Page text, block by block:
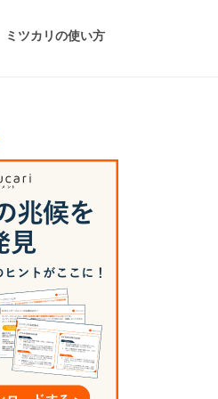
ミツカリの使い方